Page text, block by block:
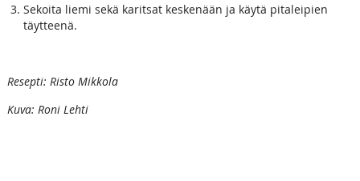
Sekoita liemi sekä karitsat keskenään ja käytä pitaleipien
täytteenä.
Resepti: Risto Mikkola
Kuva: Roni Lehti